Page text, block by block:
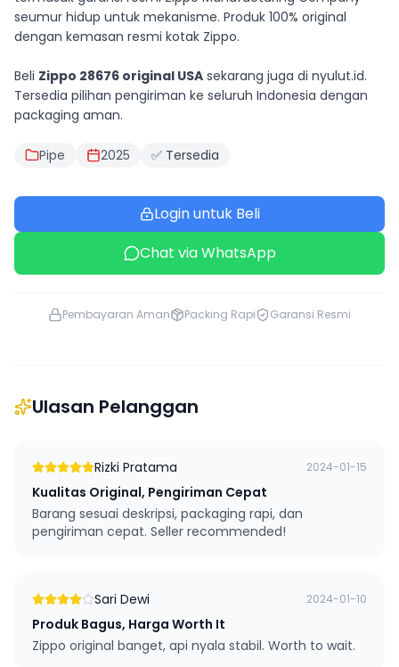
seumur hidup untuk mekanisme. Produk 100% original
dengan kemasan resmi kotak Zippo.
Beli Zippo 28676 original USA sekarang juga di nyulut.id.
Tersedia pilihan pengiriman ke seluruh Indonesia dengan
packaging aman.
Pipe 2025 ✅ Tersedia
Login untuk Beli
Chat via WhatsApp
Pembayaran Aman Packing Rapi Garansi Resmi
Ulasan Pelanggan
Rizki Pratama 2024-01-15
Kualitas Original, Pengiriman Cepat
Barang sesuai deskripsi, packaging rapi, dan
pengiriman cepat. Seller recommended!
Sari Dewi 2024-01-10
Produk Bagus, Harga Worth It
Zippo original banget, api nyala stabil. Worth to wait.